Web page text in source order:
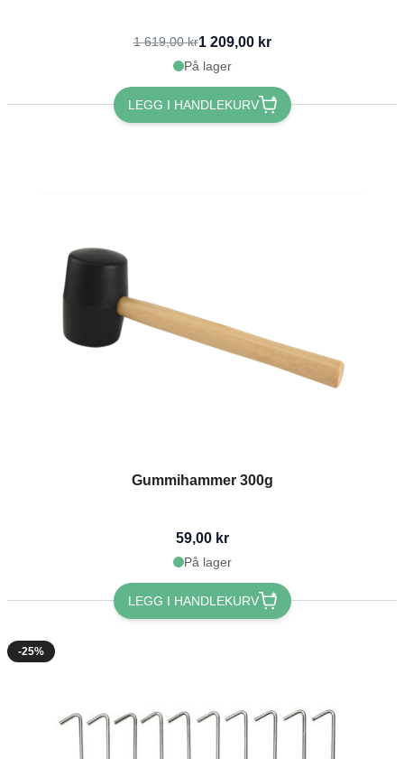
1 619,00 kr1 209,00 kr
På lager
LEGG I HANDLEKURV
Gummihammer 300g
59,00 kr
På lager
LEGG I HANDLEKURV
-25%